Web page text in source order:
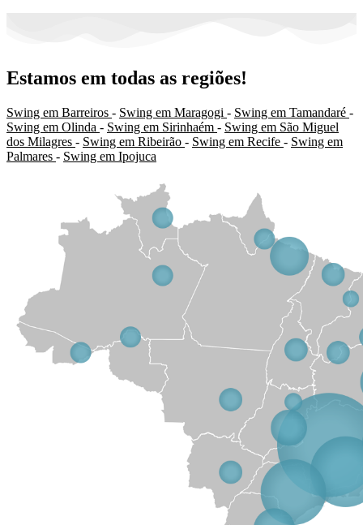
Estamos em todas as regiões!
Swing em Barreiros - Swing em Maragogi - Swing em Tamandaré -
Swing em Olinda - Swing em Sirinhaém - Swing em São Miguel
dos Milagres - Swing em Ribeirão - Swing em Recife - Swing em
Palmares - Swing em Ipojuca